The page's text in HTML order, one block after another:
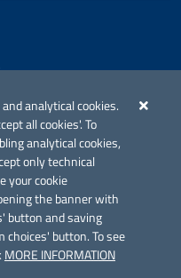
analytical cookies.
all cookies'. To
analytical cookies,
only technical
your cookie
the banner with
button and saving
button. To see
MORE INFORMATION
Puglia 2014-2020. Asse II.